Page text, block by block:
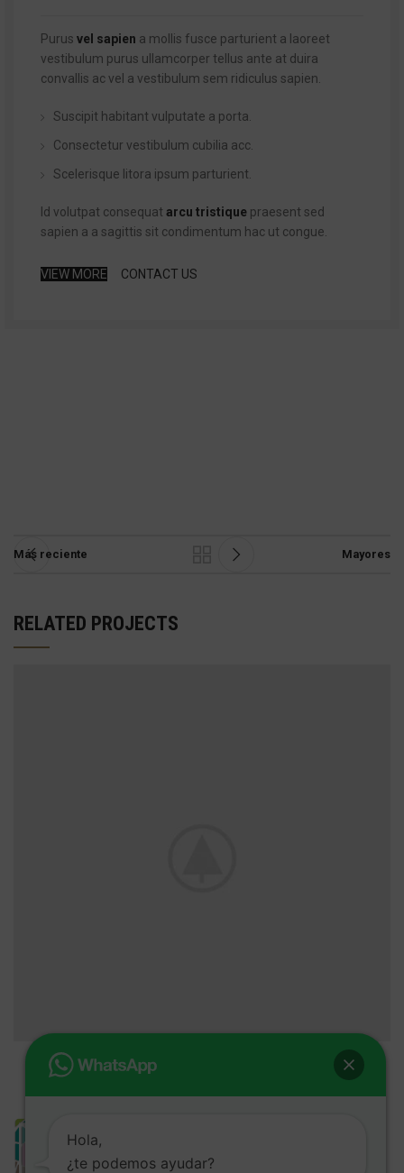
Purus vel sapien a mollis fusce parturient a laoreet
vestibulum purus ullamcorper tellus ante at duira
convallis ac vel a vestibulum sem ridiculus sapien.
Suscipit habitant vulputate a porta.
Consectetur vestibulum cubilia acc.
Scelerisque litora ipsum parturient.
Id volutpat consequat arcu tristique praesent sed
sapien a a sagittis sit condimentum hac ut congue.
VIEW MORE CONTACT US
Más reciente Mayores
RELATED PROJECTS
Hola,
¿te podemos ayudar?